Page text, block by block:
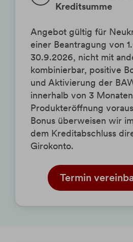
Kreditsumme
Angebot gültig für
einer Beantragung von
30.9.2026, nicht mit
kombinierbar, positive
und Aktivierung der
innerhalb von 3
Produkteröffnung
Bonus überweisen wir
dem Kreditabschluss
Girokonto.
Termin